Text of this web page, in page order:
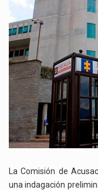
La Comisión de
una indagación